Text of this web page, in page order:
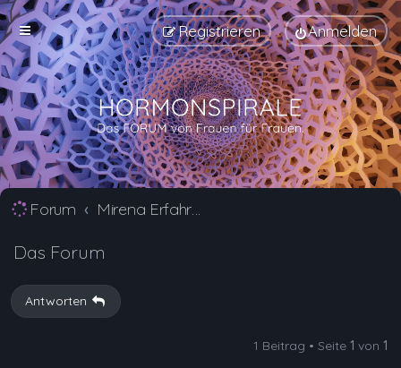
Anmelden
Registrieren
Forum Mirena Erfahrungsberichte und Nebenwirkungen
Das Forum
Antworten
1 Beitrag • Seite 1 von 1